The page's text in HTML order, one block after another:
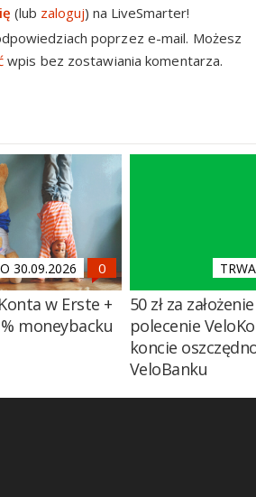
(lub zaloguj) na LiveSmarter!
poprzez e-mail. Możesz
wpis bez zostawiania komentarza.
30.09.2026
w Erste +
moneybacku
50 zł za
polecenie
koncie
VeloBanku